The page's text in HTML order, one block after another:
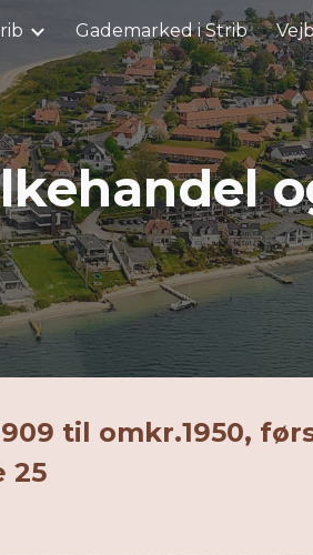
contentGademarked i Strib
til omkr.1950,
25